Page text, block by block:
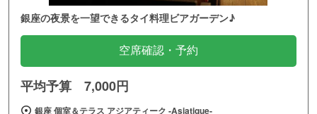
銀座の夜景を一望できるタイ料理ビアガーデン♪
空席確認・予約
平均予算 7,000円
銀座 個室＆テラス アジアティーク ‐Asiatique‐